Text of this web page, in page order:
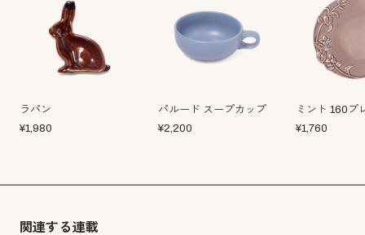
ラパン
¥1,980
パルード スープカップ
¥2,200
ミント 160プ
¥1,760
関連する連載